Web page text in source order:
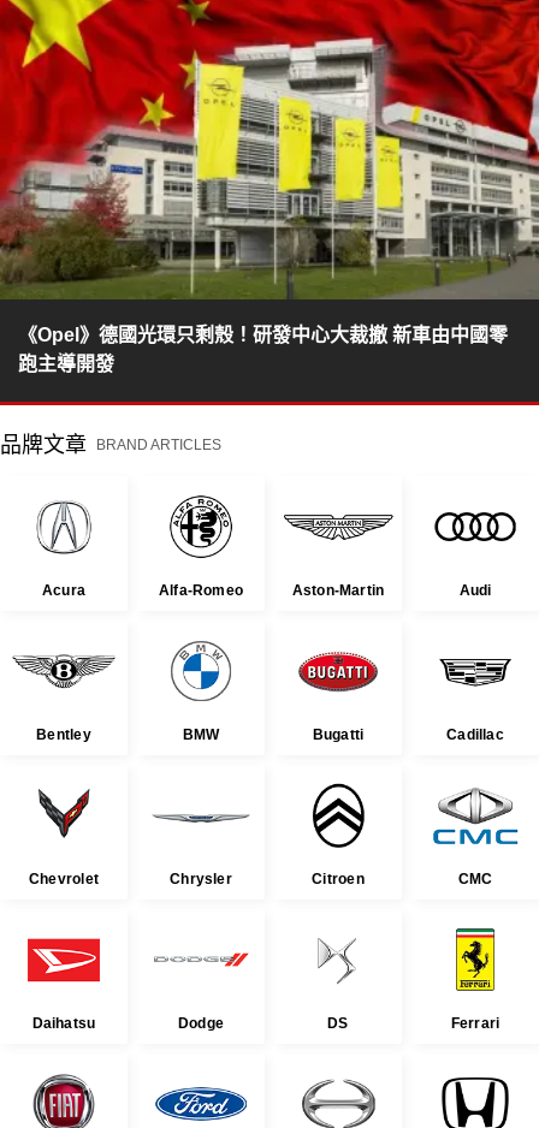
《Opel》德國光環只剩殼！研發中心大裁撤 新車由中國零
跑主導開發
品牌文章 BRAND ARTICLES
Acura Alfa-Romeo Aston-Martin Audi
Bentley BMW Bugatti Cadillac
Chevrolet Chrysler Citroen CMC
Daihatsu Dodge DS Ferrari